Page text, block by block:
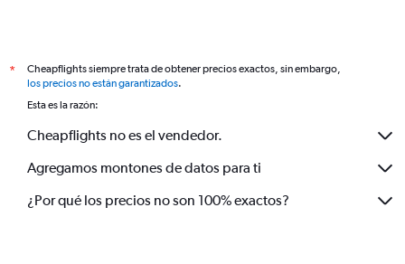
*
Cheapflights siempre trata de obtener precios exactos, sin embargo,
los precios no están garantizados.
Esta es la razón:
Cheapflights no es el vendedor.
Agregamos montones de datos para ti
¿Por qué los precios no son 100% exactos?